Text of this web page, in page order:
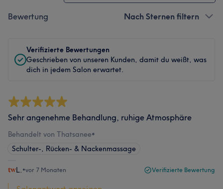
Bewertung Nach Sternen filtern
Verifizierte Bewertungen
Geschrieben von unseren Kunden, damit du weißt, was
dich in jedem Salon erwartet.
Sehr angenehme Behandlung, ruhige Atmosphäre
Behandelt von Thatsanee•
Schulter-, Rücken- & Nackenmassage
L. •vor 7 Monaten Verifizierte Bewertung